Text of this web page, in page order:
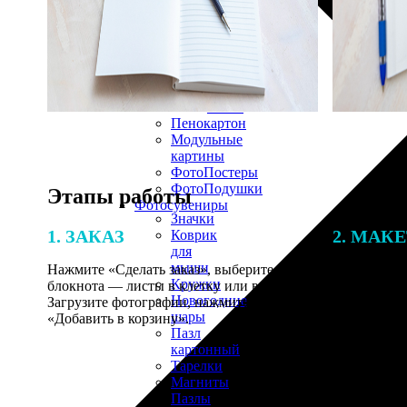
30х40
20х45
30х90
40х60
50х70
Пенокартон
Модульные
картины
ФотоПостеры
ФотоПодушки
Фотоcувениры
Значки
Коврик
для
мыши
Кружки
Новогодние
шары
Пазл
картонный
Тарелки
Магниты
Пазлы
Этапы работы
1. ЗАКАЗ
Нажмите «Сделать заказ», выберите тип
блокнота — листы в клетку или в линейку.
Загрузите фотографии, нажмите
«Добавить в корзину».
2.